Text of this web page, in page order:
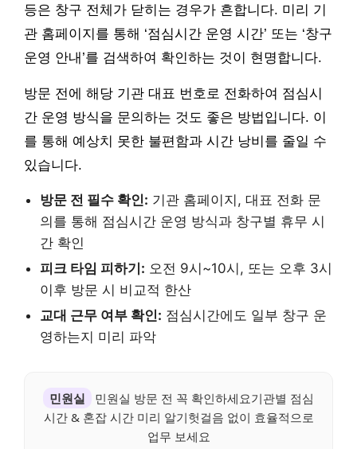
등은 창구 전체가 닫히는 경우가 흔합니다. 미리 기
관 홈페이지를 통해 ‘점심시간 운영 시간’ 또는 ‘창구
운영 안내’를 검색하여 확인하는 것이 현명합니다.
방문 전에 해당 기관 대표 번호로 전화하여 점심시
간 운영 방식을 문의하는 것도 좋은 방법입니다. 이
를 통해 예상치 못한 불편함과 시간 낭비를 줄일 수
있습니다.
방문 전 필수 확인: 기관 홈페이지, 대표 전화 문
의를 통해 점심시간 운영 방식과 창구별 휴무 시
간 확인
피크 타임 피하기: 오전 9시~10시, 또는 오후 3시
이후 방문 시 비교적 한산
교대 근무 여부 확인: 점심시간에도 일부 창구 운
영하는지 미리 파악
민원실
민원실 방문 전 꼭 확인하세요기관별 점심
시간 & 혼잡 시간 미리 알기헛걸음 없이 효율적으로
업무 보세요